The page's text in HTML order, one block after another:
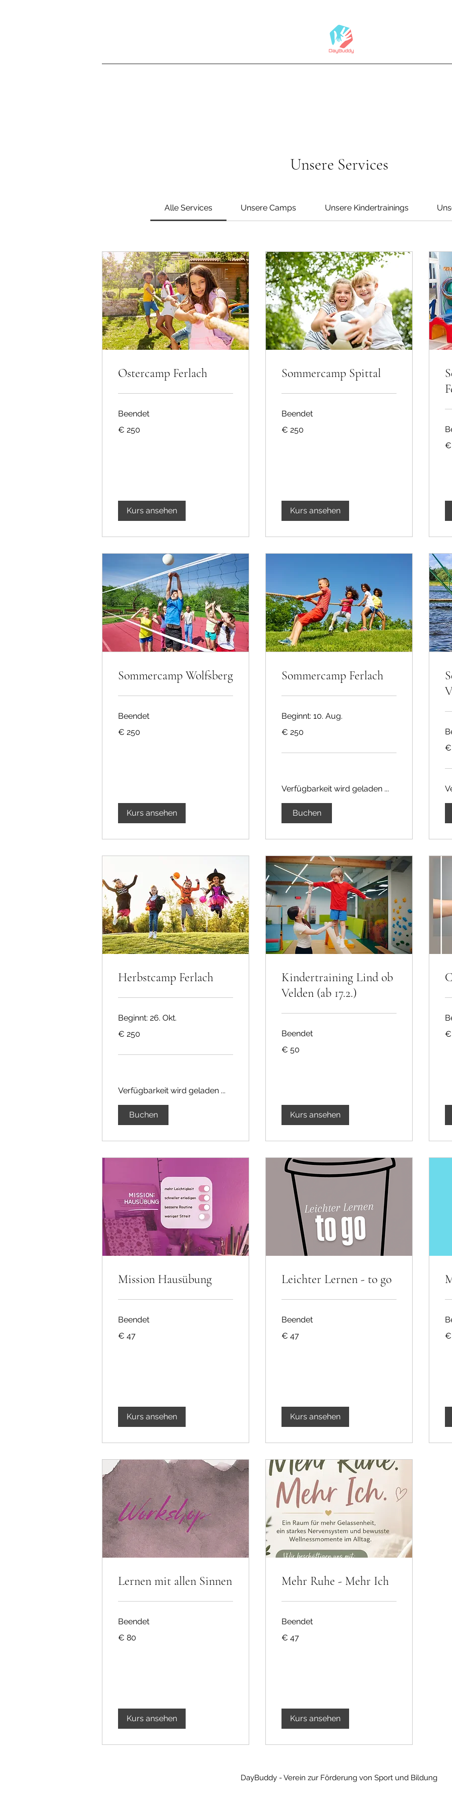
Unsere Services
Alle Services Unsere Camps Unsere Kindertrainings
Ostercamp Ferlach
Beendet
Euro
€ 250
Kurs ansehen
Sommercamp Spittal
Beendet
Euro
€ 250
Kurs ansehen
€
Sommercamp Wolfsberg
Beendet
Euro
€ 250
Kurs ansehen
Sommercamp Ferlach
Beginnt: 10. Aug.
Euro
€ 250
Verfügbarkeit wird geladen ...
Buchen
€
Herbstcamp Ferlach
Beginnt: 26. Okt.
Euro
€ 250
Verfügbarkeit wird geladen ...
Buchen
Kindertraining Lind ob
Velden (ab 17.2.)
Beendet
Euro
€ 50
Kurs ansehen
€
Mission Hausübung
Beendet
Euro
€ 47
Kurs ansehen
Leichter Lernen - to go
Beendet
Euro
€ 47
Kurs ansehen
€
Lernen mit allen Sinnen
Beendet
Euro
€ 80
Kurs ansehen
Mehr Ruhe - Mehr Ich
Beendet
Euro
€ 47
Kurs ansehen
DayBuddy - Verein zur Förderung von Sport und Bildung